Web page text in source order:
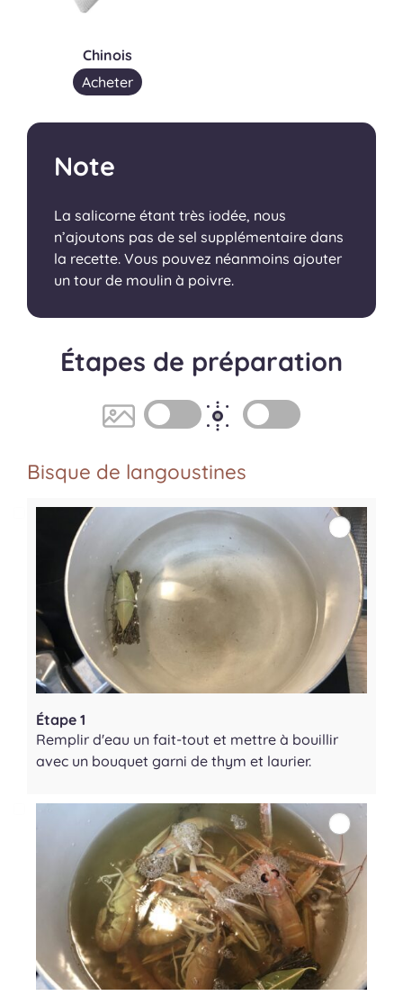
Chinois
Acheter
Note
La salicorne étant très iodée, nous
n’ajoutons pas de sel supplémentaire dans
la recette. Vous pouvez néanmoins ajouter
un tour de moulin à poivre.
Étapes de préparation
Bisque de langoustines
Étape 1
Remplir d'eau un fait-tout et mettre à bouillir
avec un bouquet garni de thym et laurier.